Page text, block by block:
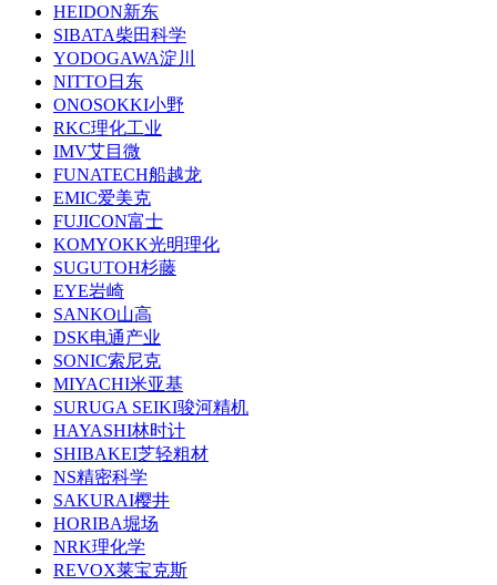
HEIDON新东
SIBATA柴田科学
YODOGAWA淀川
NITTO日东
ONOSOKKI小野
RKC理化工业
IMV艾目微
FUNATECH船越龙
EMIC爱美克
FUJICON富士
KOMYOKK光明理化
SUGUTOH杉藤
EYE岩崎
SANKO山高
DSK电通产业
SONIC索尼克
MIYACHI米亚基
SURUGA SEIKI骏河精机
HAYASHI林时计
SHIBAKEI芝轻粗材
NS精密科学
SAKURAI樱井
HORIBA堀场
NRK理化学
REVOX莱宝克斯